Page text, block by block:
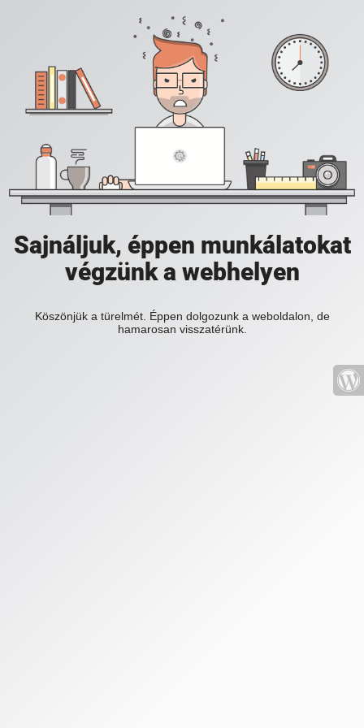
Sajnáljuk, éppen munkálatokat
végzünk a webhelyen
Köszönjük a türelmét. Éppen dolgozunk a weboldalon, de
hamarosan visszatérünk.